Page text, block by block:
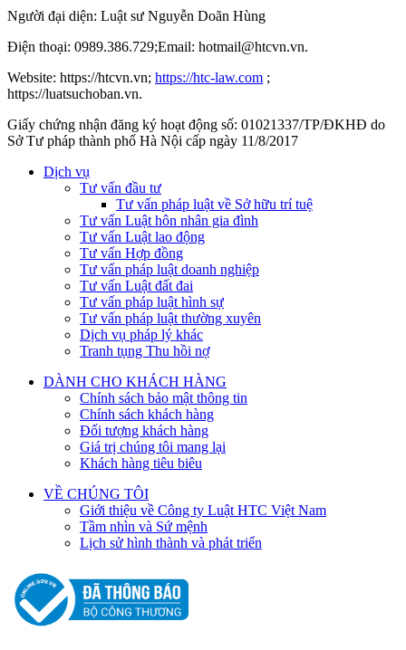
Người đại diện: Luật sư Nguyễn Doãn Hùng
Điện thoại: 0989.386.729;Email: hotmail@htcvn.vn.
Website: https://htcvn.vn; https://htc-law.com ;
https://luatsuchoban.vn.
Giấy chứng nhận đăng ký hoạt động số: 01021337/TP/ĐKHĐ do
Sở Tư pháp thành phố Hà Nội cấp ngày 11/8/2017
Dịch vụ
Tư vấn đầu tư
Tư vấn pháp luật về Sở hữu trí tuệ
Tư vấn Luật hôn nhân gia đình
Tư vấn Luật lao động
Tư vấn Hợp đồng
Tư vấn pháp luật doanh nghiệp
Tư vấn Luật đất đai
Tư vấn pháp luật hình sự
Tư vấn pháp luật thường xuyên
Dịch vụ pháp lý khác
Tranh tụng Thu hồi nợ
DÀNH CHO KHÁCH HÀNG
Chính sách bảo mật thông tin
Chính sách khách hàng
Đối tượng khách hàng
Giá trị chúng tôi mang lại
Khách hàng tiêu biêu
VỀ CHÚNG TÔI
Giới thiệu về Công ty Luật HTC Việt Nam
Tầm nhìn và Sứ mệnh
Lịch sử hình thành và phát triển